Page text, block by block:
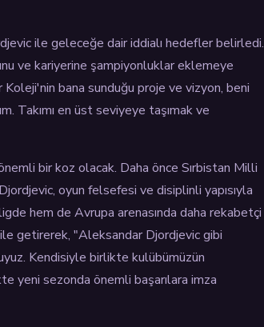
ile geleceğe dair iddialı hedefler belirledi.
ve kariyerine şampiyonluklar eklemeye
bana sunduğu proje ve vizyon, beni
Takımı en üst seviyeye taşımak ve
bir koz olacak. Daha önce Sırbistan Milli
oyun felsefesi ve disiplinli yapısıyla
hem de Avrupa arenasında daha rekabetçi
getirerek, "Aleksandar Djordjevic gibi
Kendisiyle birlikte kulübümüzün
yeni sezonda önemli başarılara imza